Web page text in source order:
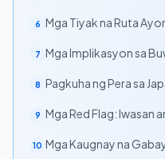
6 Mga Tiyak na Ruta
7 Mga Implikasyon sa
8 Pagkuha ng Pera sa
9 Mga Red Flag: Iwasan
10 Mga Kaugnay na